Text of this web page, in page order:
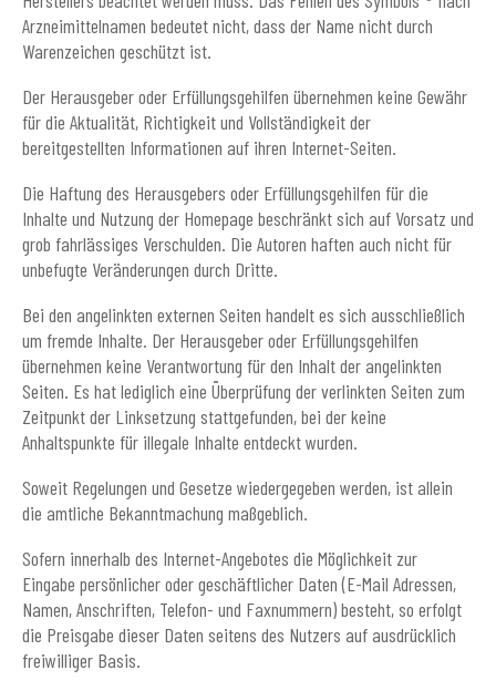
Arzneimittelnamen bedeutet nicht, dass der Name nicht durch
Warenzeichen geschützt ist.
Der Herausgeber oder Erfüllungsgehilfen übernehmen keine Gewähr
für die Aktualität, Richtigkeit und Vollständigkeit der
bereitgestellten Informationen auf ihren Internet-Seiten.
Die Haftung des Herausgebers oder Erfüllungsgehilfen für die
Inhalte und Nutzung der Homepage beschränkt sich auf Vorsatz und
grob fahrlässiges Verschulden. Die Autoren haften auch nicht für
unbefugte Veränderungen durch Dritte.
Bei den angelinkten externen Seiten handelt es sich ausschließlich
um fremde Inhalte. Der Herausgeber oder Erfüllungsgehilfen
übernehmen keine Verantwortung für den Inhalt der angelinkten
Seiten. Es hat lediglich eine Überprüfung der verlinkten Seiten zum
Zeitpunkt der Linksetzung stattgefunden, bei der keine
Anhaltspunkte für illegale Inhalte entdeckt wurden.
Soweit Regelungen und Gesetze wiedergegeben werden, ist allein
die amtliche Bekanntmachung maßgeblich.
Sofern innerhalb des Internet-Angebotes die Möglichkeit zur
Eingabe persönlicher oder geschäftlicher Daten (E-Mail Adressen,
Namen, Anschriften, Telefon- und Faxnummern) besteht, so erfolgt
die Preisgabe dieser Daten seitens des Nutzers auf ausdrücklich
freiwilliger Basis.